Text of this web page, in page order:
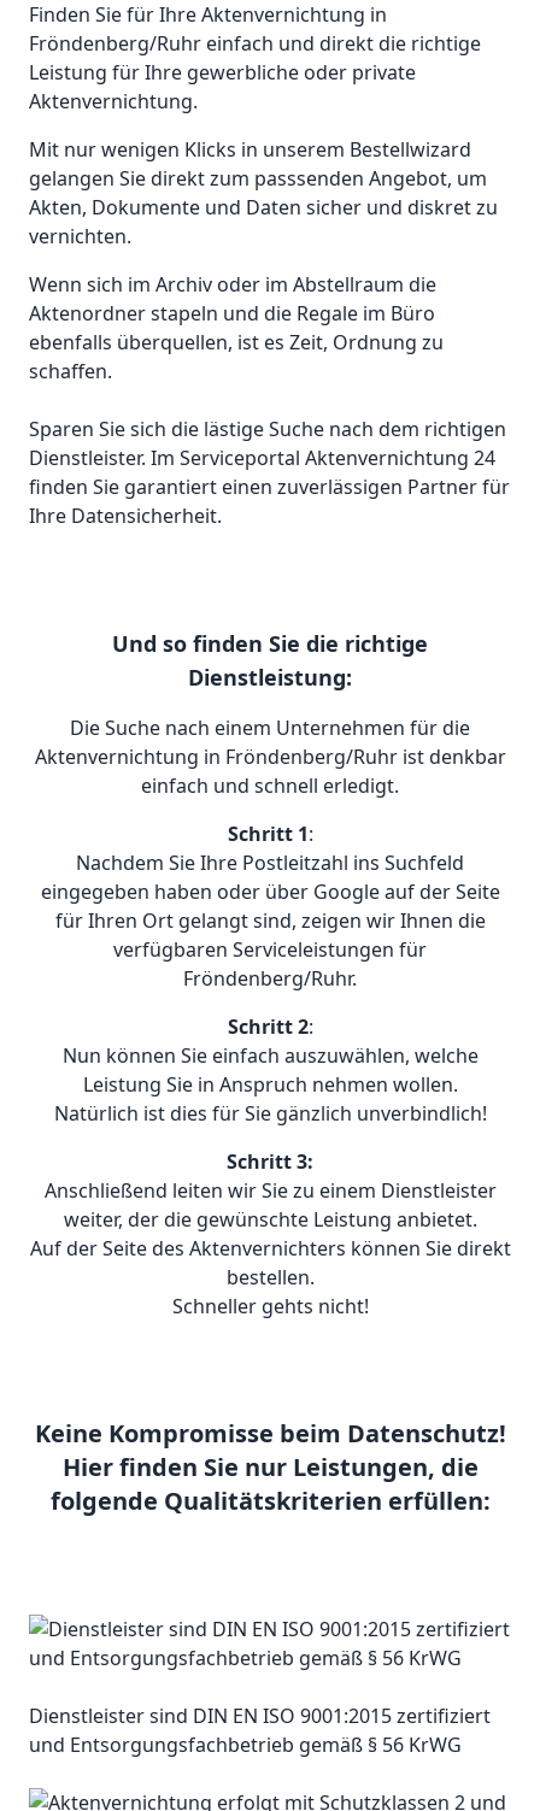
Finden Sie für Ihre Aktenvernichtung in
Fröndenberg/Ruhr einfach und direkt die richtige
Leistung für Ihre gewerbliche oder private
Aktenvernichtung.
Mit nur wenigen Klicks in unserem Bestellwizard
gelangen Sie direkt zum passsenden Angebot, um
Akten, Dokumente und Daten sicher und diskret zu
vernichten.
Wenn sich im Archiv oder im Abstellraum die
Aktenordner stapeln und die Regale im Büro
ebenfalls überquellen, ist es Zeit, Ordnung zu
schaffen.
Sparen Sie sich die lästige Suche nach dem richtigen
Dienstleister. Im Serviceportal Aktenvernichtung 24
finden Sie garantiert einen zuverlässigen Partner für
Ihre Datensicherheit.
Und so finden Sie die richtige
Dienstleistung:
Die Suche nach einem Unternehmen für die
Aktenvernichtung in Fröndenberg/Ruhr ist denkbar
einfach und schnell erledigt.
Schritt 1:
Nachdem Sie Ihre Postleitzahl ins Suchfeld
eingegeben haben oder über Google auf der Seite
für Ihren Ort gelangt sind, zeigen wir Ihnen die
verfügbaren Serviceleistungen für
Fröndenberg/Ruhr.
Schritt 2:
Nun können Sie einfach auszuwählen, welche
Leistung Sie in Anspruch nehmen wollen.
Natürlich ist dies für Sie gänzlich unverbindlich!
Schritt 3:
Anschließend leiten wir Sie zu einem Dienstleister
weiter, der die gewünschte Leistung anbietet.
Auf der Seite des Aktenvernichters können Sie direkt
bestellen.
Schneller gehts nicht!
Keine Kompromisse beim Datenschutz!
Hier finden Sie nur Leistungen, die
folgende Qualitätskriterien erfüllen:
Dienstleister sind DIN EN ISO 9001:2015 zertifiziert
und Entsorgungsfachbetrieb gemäß § 56 KrWG